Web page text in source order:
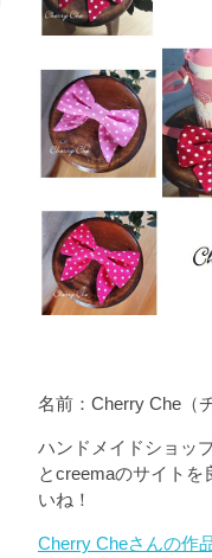
名前：Cherry Che（
ハンドメイドショッ
とcreemaのサイトを
いね！
Cherry Cheさんの作